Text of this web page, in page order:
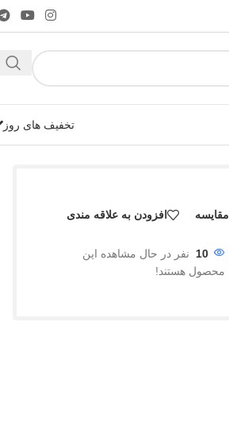
تخفیف های روز
مقایسه افزودن به علاقه مندی
10
نفر در حال مشاهده این
محصول هستند!